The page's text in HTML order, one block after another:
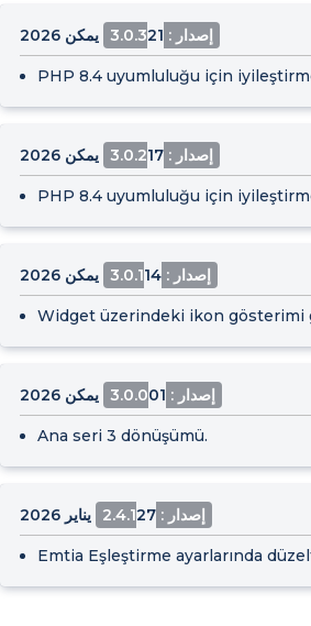
إصدار : 3.0.3 21 يمكن 2026
PHP 8.4 uyumluluğu için
إصدار : 3.0.2 17 يمكن 2026
PHP 8.4 uyumluluğu için
إصدار : 3.0.1 14 يمكن 2026
Widget üzerindeki ikon gösterimi
إصدار : 3.0.0 01 يمكن 2026
Ana seri 3 dönüşümü.
إصدار : 2.4.1 27 يناير 2026
Emtia Eşleştirme ayarlarında